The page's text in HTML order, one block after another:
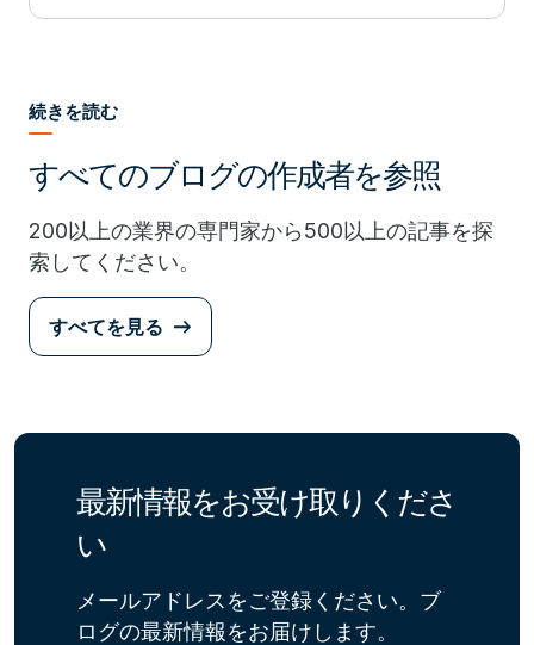
続きを読む
すべてのブログの作成者を参照
200以上の業界の専門家から500以上の記事を探
索してください。
すべてを見る
最新情報をお受け取りくださ
い
メールアドレスをご登録ください。ブ
ログの最新情報をお届けします。